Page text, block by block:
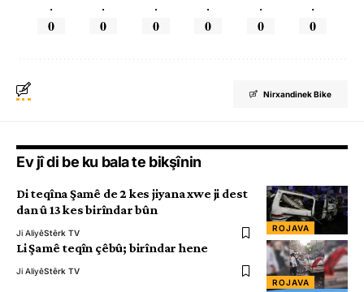
.
0
.
0
.
0
.
0
.
0
.
0
Nirxandinek Bike
Ev jî di be ku bala te bikşînin
ROJAVA
Di teqîna Şamê de 2 kes jiyana xwe ji dest
dan û 13 kes birîndar bûn
Ji AliyêStêrk TV
ROJAVA
Li Şamê teqîn çêbû; birîndar hene
Ji AliyêStêrk TV